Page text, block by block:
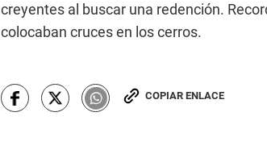
creyentes al buscar una redención.
colocaban cruces en los cerros.
COPIAR ENLACE